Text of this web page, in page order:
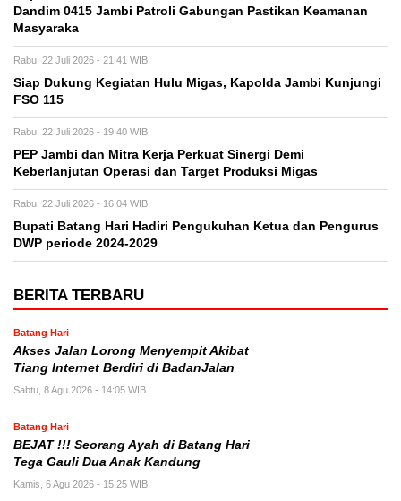
Dandim 0415 Jambi Patroli Gabungan Pastikan Keamanan
Masyaraka
Rabu, 22 Juli 2026 - 21:41 WIB
Siap Dukung Kegiatan Hulu Migas, Kapolda Jambi Kunjungi
FSO 115
Rabu, 22 Juli 2026 - 19:40 WIB
PEP Jambi dan Mitra Kerja Perkuat Sinergi Demi
Keberlanjutan Operasi dan Target Produksi Migas
Rabu, 22 Juli 2026 - 16:04 WIB
Bupati Batang Hari Hadiri Pengukuhan Ketua dan Pengurus
DWP periode 2024-2029
BERITA TERBARU
Batang Hari
Akses Jalan Lorong Menyempit Akibat
Tiang Internet Berdiri di BadanJalan
Sabtu, 8 Agu 2026 - 14:05 WIB
Batang Hari
BEJAT !!! Seorang Ayah di Batang Hari
Tega Gauli Dua Anak Kandung
Kamis, 6 Agu 2026 - 15:25 WIB